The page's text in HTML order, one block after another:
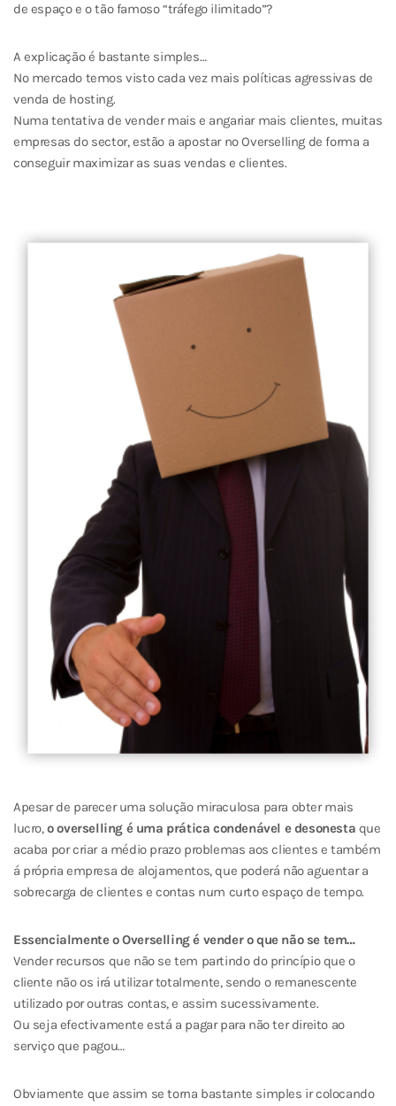
de espaço e o tão famoso “tráfego ilimitado”?
A explicação é bastante simples…
No mercado temos visto cada vez mais políticas agressivas de
venda de hosting.
Numa tentativa de vender mais e angariar mais clientes, muitas
empresas do sector, estão a apostar no Overselling de forma a
conseguir maximizar as suas vendas e clientes.
Apesar de parecer uma solução miraculosa para obter mais
lucro,o overselling é uma prática condenável e desonesta que
acaba por criar a médio prazo problemas aos clientes e também
á própria empresa de alojamentos, que poderá não aguentar a
sobrecarga de clientes e contas num curto espaço de tempo.
Essencialmente o Overselling é vender o que não se tem…
Vender recursos que não se tem partindo do princípio que o
cliente não os irá utilizar totalmente, sendo o remanescente
utilizado por outras contas, e assim sucessivamente.
Ou seja efectivamente está a pagar para não ter direito ao
serviço que pagou…
Obviamente que assim se torna bastante simples ir colocando